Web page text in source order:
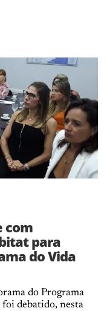
com
para
do Vida
do Programa
foi debatido, nesta